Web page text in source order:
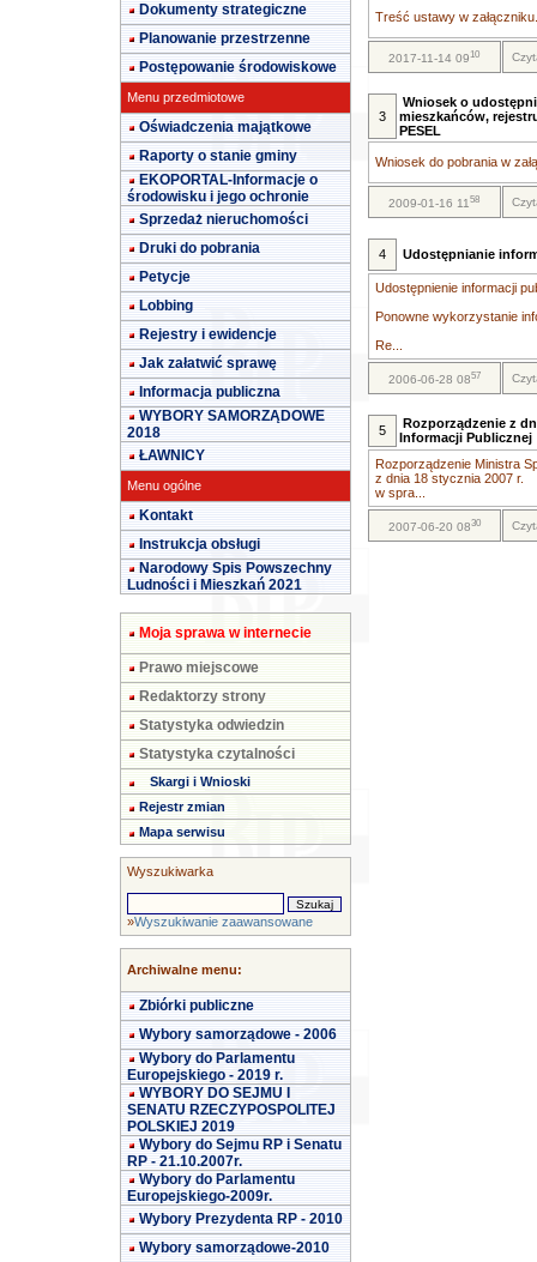
Dokumenty strategiczne
Planowanie przestrzenne
Postępowanie środowiskowe
Menu przedmiotowe
Oświadczenia majątkowe
Raporty o stanie gminy
EKOPORTAL-Informacje o
środowisku i jego ochronie
Sprzedaż nieruchomości
Druki do pobrania
Petycje
Lobbing
Rejestry i ewidencje
Jak załatwić sprawę
Informacja publiczna
WYBORY SAMORZĄDOWE
2018
ŁAWNICY
Menu ogólne
Kontakt
Instrukcja obsługi
Narodowy Spis Powszechny
Ludności i Mieszkań 2021
Moja sprawa w internecie
Prawo miejscowe
Redaktorzy strony
Statystyka odwiedzin
Statystyka czytalności
Skargi i Wnioski
Rejestr zmian
Mapa serwisu
Wyszukiwarka
»Wyszukiwanie zaawansowane
Archiwalne menu:
Zbiórki publiczne
Wybory samorządowe - 2006
Wybory do Parlamentu
Europejskiego - 2019 r.
WYBORY DO SEJMU I
SENATU RZECZYPOSPOLITEJ
POLSKIEJ 2019
Wybory do Sejmu RP i Senatu
RP - 21.10.2007r.
Wybory do Parlamentu
Europejskiego-2009r.
Wybory Prezydenta RP - 2010
Wybory samorządowe-2010
Treść ustawy w
2017-11-14 0910
3
Wniosek o
mieszkańców,
PESEL
Wniosek do pobrania w
2009-01-16 1158
4 Udostępnianie
Udostępnienie informacji
Ponowne wykorzystanie
Re...
2006-06-28 0857
5
Rozporządzenie z
Informacji Publicznej
Rozporządzenie Ministra
z dnia 18 stycznia 2007 r.
w spra...
2007-06-20 0830